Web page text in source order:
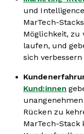
und
MarTech-
Möglichkeit, zu
laufen, und
sich verbessern
Kund:innen
Rücken zu
MarTech-Stack